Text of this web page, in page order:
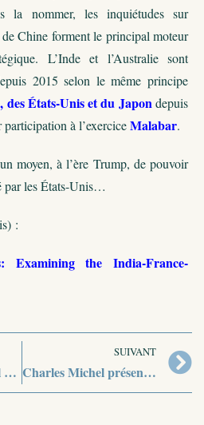
la nommer, les inquiétudes sur
Chine forment le principal moteur
L’Inde et l’Australie sont
2015 selon le même principe
des États-Unis et du Japon depuis
à l’exerciceMalabar.
moyen, à l’ère Trump, de pouvoir
par les États-Unis…
:
Examining the India-France-
Pour Josep Borrell, il est temps de renforcer les liens entre l’UE et l’ASEAN
SUIVANT
Charles Michel présente sa vision de l’« autonomie stratégique européenne »